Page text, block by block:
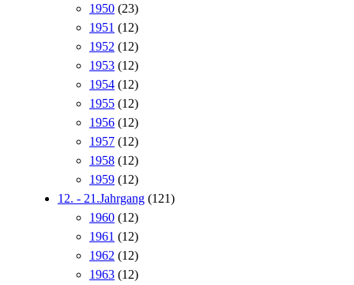
1950 (23)
1951 (12)
1952 (12)
1953 (12)
1954 (12)
1955 (12)
1956 (12)
1957 (12)
1958 (12)
1959 (12)
12. - 21.Jahrgang (121)
1960 (12)
1961 (12)
1962 (12)
1963 (12)